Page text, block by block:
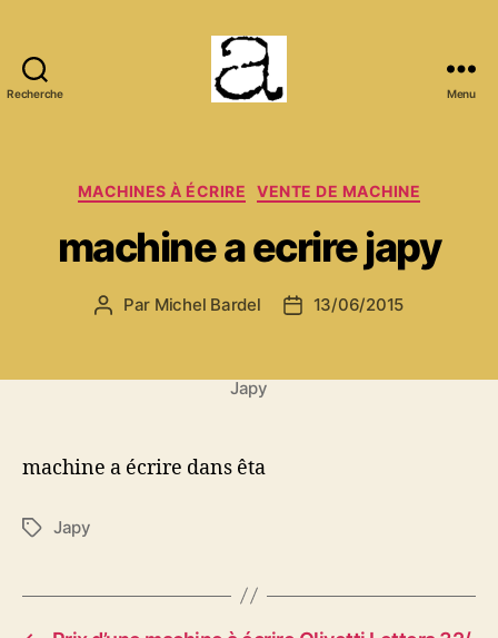
Recherche Menu
Catégories
MACHINES À ÉCRIRE VENTE DE MACHINE
machine a ecrire japy
Auteur
Par Michel Bardel
Date13/06/2015
Japy
machine a écrire dans êta
Étiquettes
Japy